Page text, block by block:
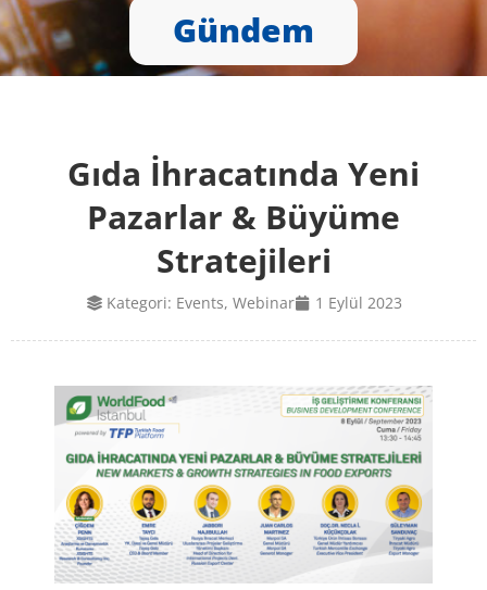
Gündem
Gıda İhracatında Yeni
Pazarlar & Büyüme
Stratejileri
Kategori: Events, Webinar 1 Eylül 2023